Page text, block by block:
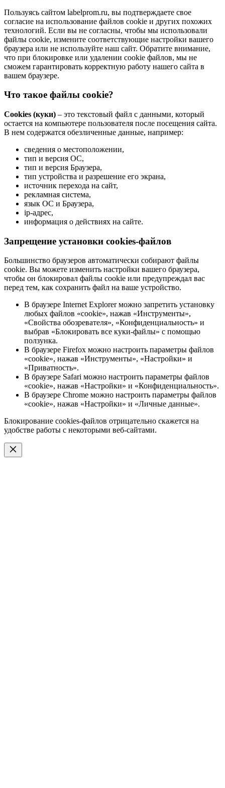
Пользуясь сайтом labelprom.ru, вы подтверждаете свое
согласие на использование файлов cookie и других похожих
технологий. Если вы не согласны, чтобы мы использовали
файлы cookie, измените соответствующие настройки вашего
браузера или не используйте наш сайт. Обратите внимание,
что при блокировке или удалении cookie файлов, мы не
сможем гарантировать корректную работу нашего сайта в
вашем браузере.
Что такое файлы cookie?
Cookies (куки) – это текстовый файл с данными, который
остается на компьютере пользователя после посещения сайта.
В нем содержатся обезличенные данные, например:
сведения о местоположении,
тип и версия ОС,
тип и версия Браузера,
тип устройства и разрешение его экрана,
источник перехода на сайт,
рекламная система,
язык ОС и Браузера,
ip-адрес,
информация о действиях на сайте.
Запрещение установки cookies-файлов
Большинство браузеров автоматически собирают файлы
cookie. Вы можете изменить настройки вашего браузера,
чтобы он блокировал файлы cookie или предупреждал вас
перед тем, как сохранить файл на ваше устройство.
В браузере Internet Explorer можно запретить установку
любых файлов «cookie», нажав «Инструменты»,
«Свойства обозревателя», «Конфиденциальность» и
выбрав «Блокировать все куки-файлы» с помощью
ползунка.
В браузере Firefox можно настроить параметры файлов
«cookie», нажав «Инструменты», «Настройки» и
«Приватность».
В браузере Safari можно настроить параметры файлов
«cookie», нажав «Настройки» и «Конфиденциальность».
В браузере Chrome можно настроить параметры файлов
«cookie», нажав «Настройки» и «Личные данные».
Блокирование cookies-файлов отрицательно скажется на
удобстве работы с некоторыми веб-сайтами.